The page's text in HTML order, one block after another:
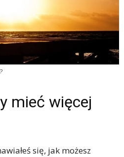
mieć więcej
się, jak możesz